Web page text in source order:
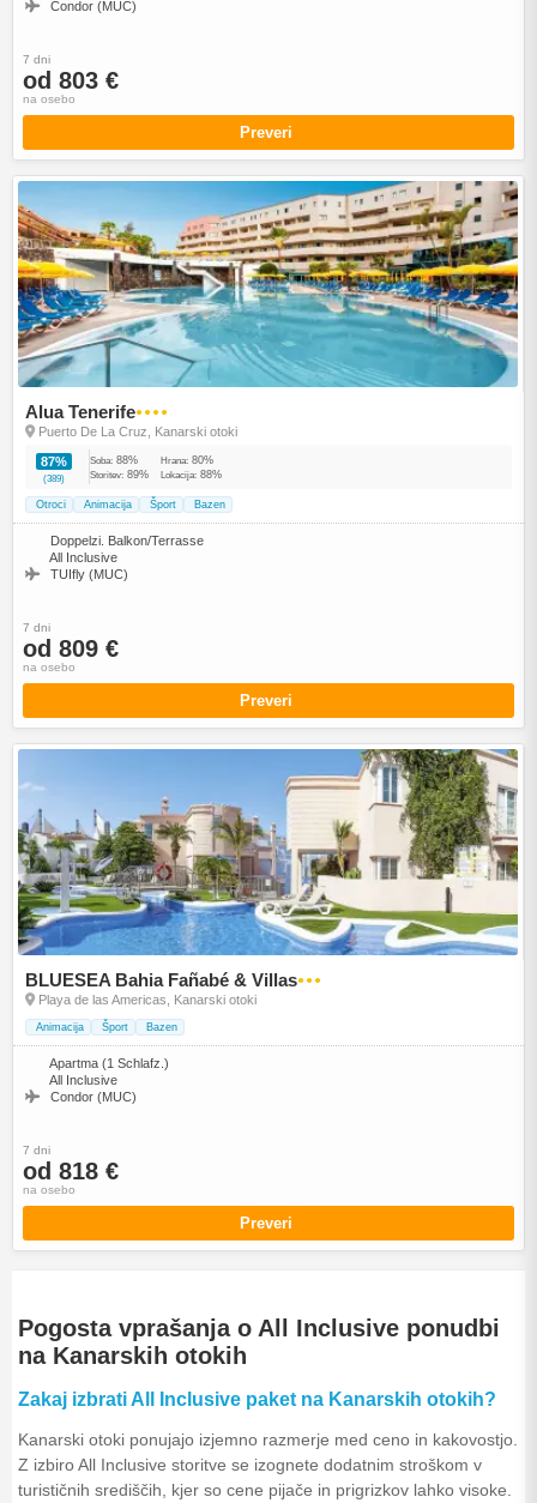
Condor (MUC)
7 dni
od 803 €
na osebo
Preveri
Alua Tenerife●●●●
Puerto De La Cruz, Kanarski otoki
87%
(389)
Soba: 88% Hrana: 80%
Storitev: 89% Lokacija: 88%
Otroci Animacija Šport Bazen
Doppelzi. Balkon/Terrasse
All Inclusive
TUIfly (MUC)
7 dni
od 809 €
na osebo
Preveri
BLUESEA Bahia Fañabé & Villas●●●
Playa de las Americas, Kanarski otoki
Animacija Šport Bazen
Apartma (1 Schlafz.)
All Inclusive
Condor (MUC)
7 dni
od 818 €
na osebo
Preveri
Pogosta vprašanja o All Inclusive ponudbi
na Kanarskih otokih
Zakaj izbrati All Inclusive paket na Kanarskih otokih?
Kanarski otoki ponujajo izjemno razmerje med ceno in kakovostjo.
Z izbiro All Inclusive storitve se izognete dodatnim stroškom v
turističnih središčih, kjer so cene pijače in prigrizkov lahko visoke.